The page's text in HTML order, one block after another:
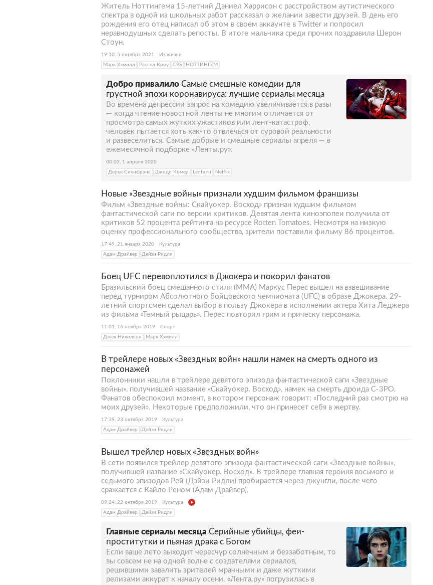
Житель Ноттингема 15-летний Дэниел Харрисон с расстройством аутистического
спектра в одной из школьных работ рассказал о желании завести друзей. В день его
рождения его отец написал об этом в своем аккаунте в Twitter и попросил
неравнодушных сделать репосты. В итоге мальчика среди прочих поздравила Шерон
Стоун.
19:10, 5 октября 2021
Из жизни
Марк Хэмилл
Рассел Кроу CBS НОТТИНГЕМ
Добро привалило Самые смешные комедии для
грустной эпохи коронавируса: лучшие сериалы месяца
Во времена депрессии запрос на комедию увеличивается в разы
— когда чтение новостной ленты не многим отличается от
просмотра самых жутких ужастиков или лент-катастроф,
человек пытается хоть как-то отвлечься от суровой реальности
и развеселиться. Самые добрые и смешные сериалы апреля — в
ежемесячной подборке «Ленты.ру».
00:03, 1 апреля 2020
Дерек Сиенфрэнс
Джоди Комер Lenta.ru Netflix
Новые «Звездные войны» признали худшим фильмом франшизы
Фильм «Звездные войны: Скайуокер. Восход» признан худшим фильмом
фантастической саги по версии критиков. Девятая лента киноэпопеи получила от
критиков 52 процента рейтинга на ресурсе Rotten Tomatoes. Несмотря на низкую
оценку профессионального сообщества, зрители поставили фильму 86 процентов.
17:49, 21 января 2020
Культура
Адам Драйвер
Дейзи Ридли
Боец UFC перевоплотился в Джокера и покорил фанатов
Бразильский боец смешанного стиля (MMA) Маркус Перес вышел на взвешивание
перед турниром Абсолютного бойцовского чемпионата (UFC) в образе Джокера. 29-
летний спортсмен сделал выбор в пользу Джокера в исполнении актера Хита Леджера
из фильма «Темный рыцарь». Перес повторил грим и прическу персонажа.
11:01, 16 ноября 2019
Спорт
Джек Николсон
Марк Хэмилл
В трейлере новых «Звездных войн» нашли намек на смерть одного из
персонажей
Поклонники нашли в трейлере девятого эпизода фантастической саги «Звездные
войны», получившей название «Скайуокер. Восход», намек на смерть дроида C-3PO.
Фанатов обеспокоил момент, в котором персонаж говорит: «Последний раз смотрю на
моих друзей». Некоторые предположили, что он принесет себя в жертву.
17:39, 23 октября 2019
Культура
Адам Драйвер
Дейзи Ридли
Вышел трейлер новых «Звездных войн»
В сети появился трейлер девятого эпизода фантастической саги «Звездные войны»,
получившей название «Скайуокер. Восход». В трейлере главная героиня восьмого и
седьмого эпизодов Рей (Дэйзи Ридли) пробирается через джунгли, после чего
сражается с Кайло Реном (Адам Драйвер).
09:24, 22 октября 2019
Культура
Адам Драйвер
Дейзи Ридли
Главные сериалы месяца Серийные убийцы, феи-
проститутки и пьяная драка с Богом
Если ваше лето выходит чересчур солнечным и беззаботным, то
вы совсем не на одной волне с создателями сериалов,
решившими завалить зрителей мрачными и даже жуткими
релизами аккурат к началу осени. «Лента.ру» погрузилась в